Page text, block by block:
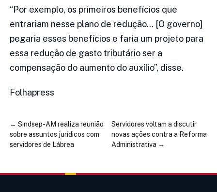
“Por exemplo, os primeiros benefícios que
entrariam nesse plano de redução… [O governo]
pegaria esses benefícios e faria um projeto para
essa redução de gasto tributário ser a
compensação do aumento do auxílio”, disse.
Folhapress
← Sindsep-AM realiza reunião
sobre assuntos jurídicos com
servidores de Lábrea
Servidores voltam a discutir
novas ações contra a Reforma
Administrativa →